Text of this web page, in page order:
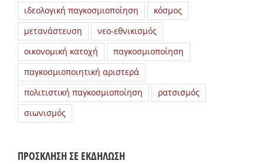
ιδεολογική παγκοσμιοποίηση
κόσμος
μετανάστευση
νεο-εθνικισμός
οικονομική κατοχή
παγκοσμιοποίηση
παγκοσμιοποιητική αριστερά
πολιτιστική παγκοσμιοποίηση
ρατσισμός
σιωνισμός
ΠΡΟΣΚΛΗΣΗ ΣΕ ΕΚΔΗΛΩΣΗ